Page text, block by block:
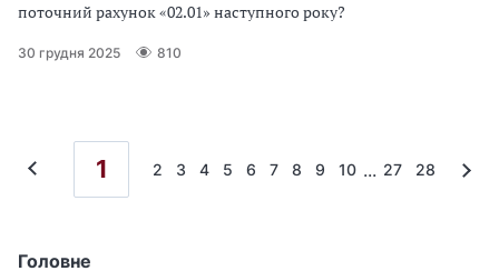
Головне
поточний рахунок «02.01» наступного року?
30 грудня 2025 810
1 2 3 4 5 6 7 8 9 10 ... 27 28